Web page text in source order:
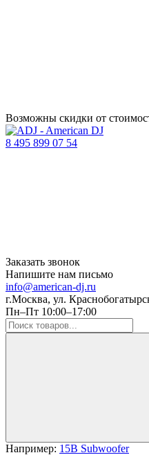
Возможны скидки от
8 495 899 07 54
Заказать звонок
Напишите нам письмо
info@american-dj.ru
г.Москва, ул.
Пн–Пт 10:00–17:00
Например: 15B Subwoofer